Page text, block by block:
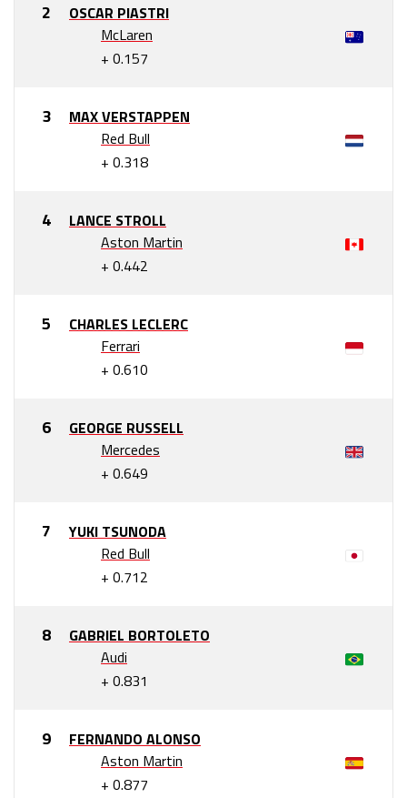
OSCAR PIASTRI
McLaren
+ 0.157
MAX VERSTAPPEN
Red Bull
+ 0.318
LANCE STROLL
Aston Martin
+ 0.442
CHARLES LECLERC
Ferrari
+ 0.610
GEORGE RUSSELL
Mercedes
+ 0.649
YUKI TSUNODA
Red Bull
+ 0.712
GABRIEL BORTOLETO
Audi
+ 0.831
FERNANDO ALONSO
Aston Martin
+ 0.877